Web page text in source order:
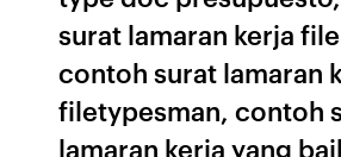
surat lamaran kerja
contoh surat lamaran
filetypesman, contoh
lamaran kerja yang